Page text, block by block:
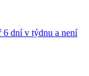
6 dní v týdnu a není